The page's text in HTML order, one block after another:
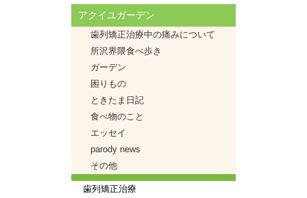
アクイユガーデン
歯列矯正治療中の痛みについて
所沢界隈食べ歩き
ガーデン
困りもの
ときたま日記
食べ物のこと
エッセイ
parody news
その他
歯列矯正治療